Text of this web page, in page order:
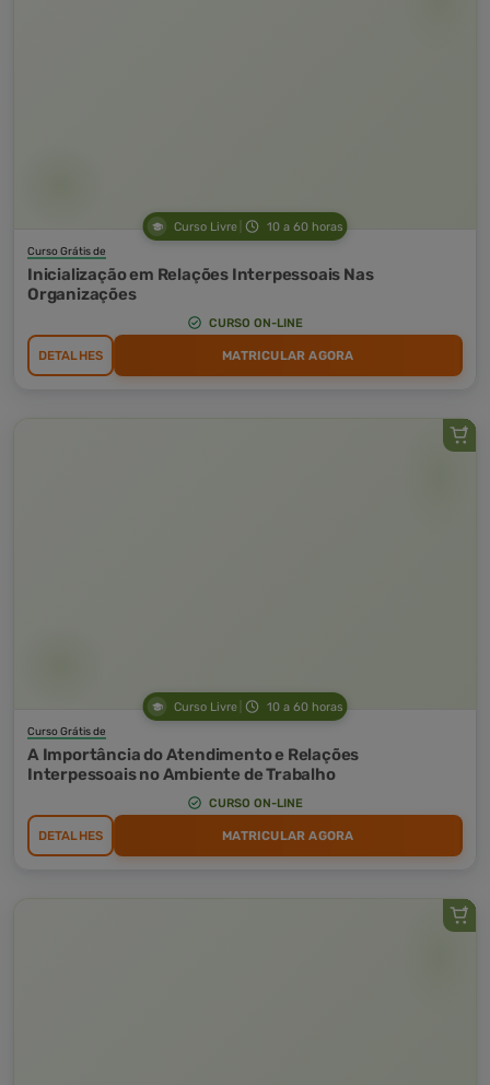
Curso Livre 10 a 60 horas
Curso Grátis de
Inicialização em Relações Interpessoais Nas
Organizações
CURSO ON-LINE
DETALHES MATRICULAR AGORA
Curso Livre 10 a 60 horas
Curso Grátis de
A Importância do Atendimento e Relações
Interpessoais no Ambiente de Trabalho
CURSO ON-LINE
DETALHES MATRICULAR AGORA